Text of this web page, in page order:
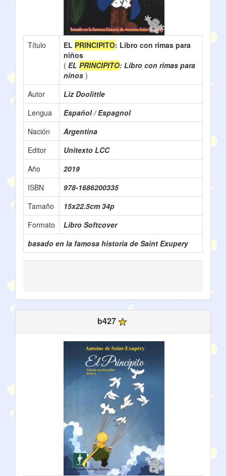
Título EL PRINCIPITO: Libro con rimas para
niños
( EL PRINCIPITO: Libro con rimas para
ninos )
Autor
Liz Doolittle
Lengua
Español / Espagnol
Nación
Argentina
Editor
Unitexto LCC
Año
2019
ISBN
978-1686200335
Tamaño
15x22.5cm 34p
Formato
Libro Softcover
basado en la famosa historia de Saint Exupery
b427